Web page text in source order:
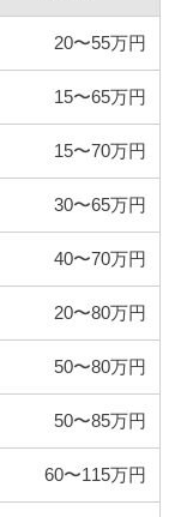
90,900円
20〜55万円
15〜65万円
15〜70万円
30〜65万円
40〜70万円
20〜80万円
50〜80万円
50〜85万円
60〜115万円